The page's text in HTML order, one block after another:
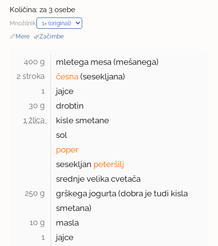
Količina: za 3 osebe
Množilnik:
📏Mere · 🌿Začimbe
400 g mletega mesa (mešanega)
2 stroka česna (sesekljana)
1 jajce
30 g drobtin
1 žlica
kisle smetane
sol
poper
sesekljan peteršilj
srednje velika cvetača
250 g
grškega jogurta (dobra je tudi kisla
smetana)
10 g masla
1 jajce